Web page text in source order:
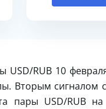
RUB 10
Вторым сигналом
пары USD/RUB на